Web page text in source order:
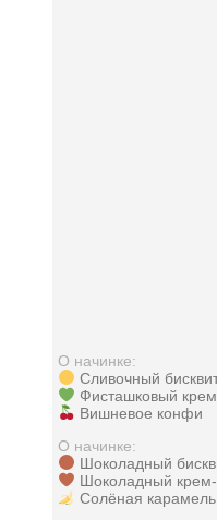
О начинке:
Сливочный
Фисташковый
Вишневое конфи
О начинке:
Шоколадный
Шоколадный крем-
Солёная